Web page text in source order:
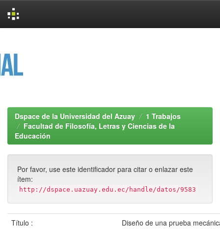
Dspace de la Universidad del Azuay
1 Trabajos
Facultad de Filosofía, Letras y Ciencias de la
Educación
Por favor, use este identificador para citar o enlazar este
ítem:
http://dspace.uazuay.edu.ec/handle/datos/9583
Título :
Diseño de una prueba